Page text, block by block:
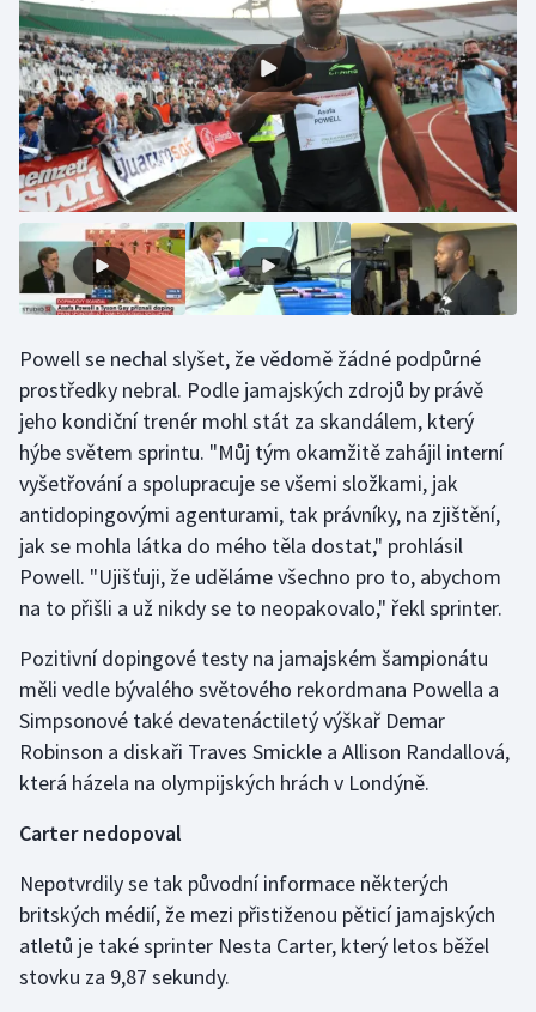
Parasport
Plavání
Plážový volejbal
Ragby
Rychlobruslení
Rychlostní kanoistika
Short track
Sportovní střelba
Stolní tenis
Triatlon
Veslování
Vodní slalom
Volejbal
Ostatní
Powell se nechal slyšet, že vědomě žádné podpůrné
prostředky nebral. Podle jamajských zdrojů by právě
jeho kondiční trenér mohl stát za skandálem, který
hýbe světem sprintu. "Můj tým okamžitě zahájil interní
vyšetřování a spolupracuje se všemi složkami, jak
antidopingovými agenturami, tak právníky, na zjištění,
jak se mohla látka do mého těla dostat," prohlásil
Powell. "Ujišťuji, že uděláme všechno pro to, abychom
na to přišli a už nikdy se to neopakovalo," řekl sprinter.
Pozitivní dopingové testy na jamajském šampionátu
měli vedle bývalého světového rekordmana Powella a
Simpsonové také devatenáctiletý výškař Demar
Robinson a diskaři Traves Smickle a Allison Randallová,
která házela na olympijských hrách v Londýně.
Carter nedopoval
Nepotvrdily se tak původní informace některých
britských médií, že mezi přistiženou pěticí jamajských
atletů je také sprinter Nesta Carter, který letos běžel
stovku za 9,87 sekundy.